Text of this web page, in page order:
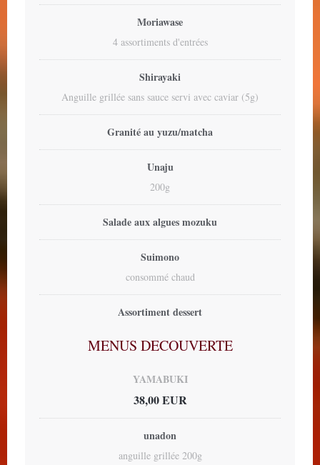
Moriawase
4 assortiments d'entrées
Shirayaki
Anguille grillée sans sauce servi avec caviar (5g)
Granité au yuzu/matcha
Unaju
200g
Salade aux algues mozuku
Suimono
consommé chaud
Assortiment dessert
MENUS DECOUVERTE
YAMABUKI
38,00 EUR
unadon
anguille grillée 200g